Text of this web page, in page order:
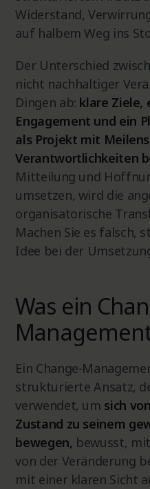
Widerstand,
auf halbem Weg ins
Der Unterschied
nicht nachhaltiger
Dingen ab: klare Ziele,
Engagement und ein
als Projekt mit
Verantwortlichkeiten
Mitteilung und
umsetzen, wird die
organisatorische
Machen Sie es falsch,
Idee bei der
Was ein
Ein Change-
strukturierte Ansatz,
verwendet, um sich
Zustand zu seinem
bewegen, bewusst,
von der Veränderung
mit einer klaren Sicht